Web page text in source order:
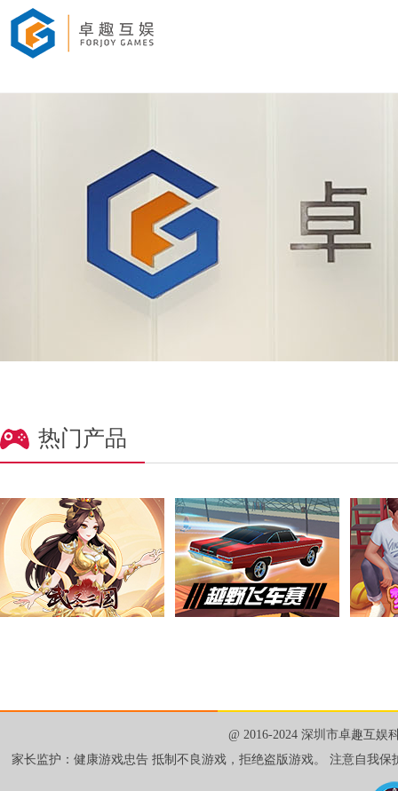
热门产品
@ 2016-2024 深圳市卓趣互
家长监护：健康游戏忠告 抵制不良游戏，拒绝盗版游戏。 注意自我